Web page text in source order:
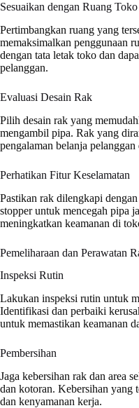
Sesuaikan dengan Ruang Toko
Pertimbangkan ruang yang
memaksimalkan penggunaan
dengan tata letak toko dan
pelanggan.
Evaluasi Desain Rak
Pilih desain rak yang
mengambil pipa. Rak yang
pengalaman belanja
Perhatikan Fitur Keselamatan
Pastikan rak dilengkapi
stopper untuk mencegah pipa
meningkatkan keamanan di
Pemeliharaan dan Perawatan
Inspeksi Rutin
Lakukan inspeksi rutin untuk
Identifikasi dan perbaiki
untuk memastikan keamanan
Pembersihan
Jaga kebersihan rak dan area
dan kotoran. Kebersihan yang
dan kenyamanan kerja.